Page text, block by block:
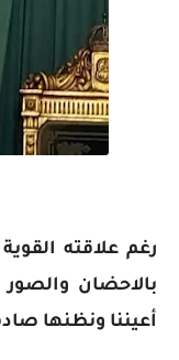
رغم علاقته
بالاحضان
أعيننا ونظنها